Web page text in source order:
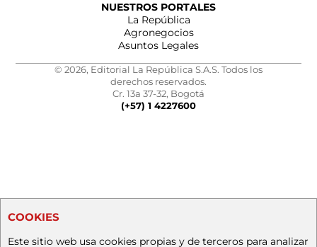
NUESTROS PORTALES
La República
Agronegocios
Asuntos Legales
© 2026, Editorial La República S.A.S. Todos los
derechos reservados.
Cr. 13a 37-32, Bogotá
(+57) 1 4227600
COOKIES
Este sitio web usa cookies propias y de terceros para analizar